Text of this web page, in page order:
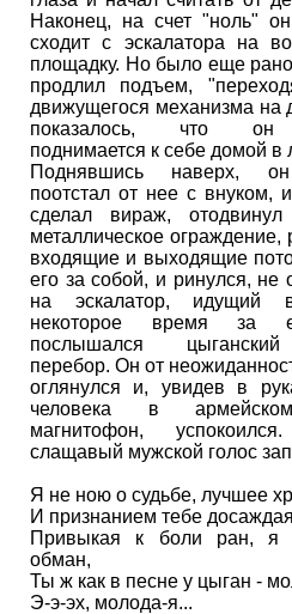
Наконец, на счет "ноль"
сходит с эскалатора на
площадку. Но было еще
продлил подъем,
движущегося механизма на
показалось, что он
поднимается к себе домой в
Поднявшись наверх, он
поотстал от нее с внуком,
сделал вираж, отодвинул
металлическое ограждение,
входящие и выходящие
его за собой, и ринулся, не
на эскалатор, идущий
некоторое время за
послышался
перебор. Он от
оглянулся и, увидев в
человека в
магнитофон,
слащавый мужской голос
Я не ною о судьбе, лучшее
И пpизнанием тебе
Пpивыкая к боли pан, я
обман,
Ты ж как в песне у цыган -
Э-э-эх, молода-я...